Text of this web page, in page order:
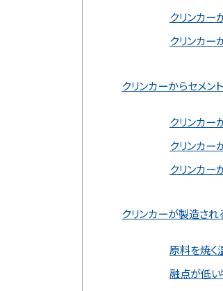
クリンカー
クリンカー
クリンカーからセメン
クリンカー
クリンカー
クリンカー
クリンカーが製造され
原料を焼く
融点が低